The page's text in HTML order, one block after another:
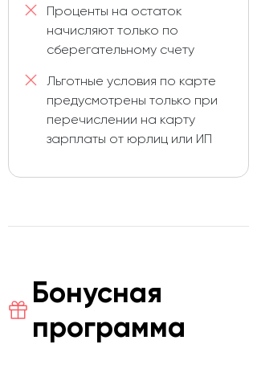
Проценты на остаток
начисляют только по
сберегательному счету
Льготные условия по карте
предусмотрены только при
перечислении на карту
зарплаты от юрлиц или ИП
Бонусная
программа